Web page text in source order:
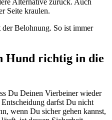
Alternative zurück. Auch
Seite kraulen.
Belohnung. So ist immer
Hund richtig in die
Du Deinen Vierbeiner wieder
darfst Du nicht
wenn Du sicher gehen kannst,